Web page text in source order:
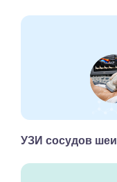
УЗИ сосудов шеи